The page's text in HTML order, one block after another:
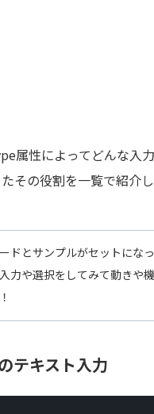
属性によってどんな入
その役割を一覧で紹介し
ドとサンプルがセットにな
力や選択をしてみて動きや
テキスト入力